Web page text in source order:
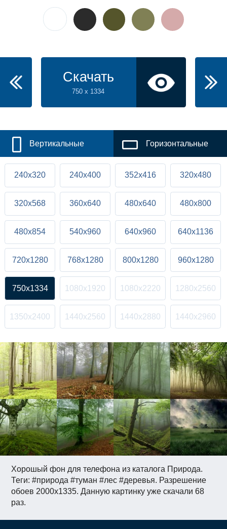
Хорошый фон для телефона из каталога Природа.
Теги: #природа #туман #лес #деревья. Разрешение
обоев 2000x1335. Данную картинку уже скачали 68
раз.
Скачать
750 x 1334
Вертикальные Горизонтальные
240x320 240x400 352x416 320x480
320x568 360x640 480x640 480x800
480x854 540x960 640x960 640x1136
720x1280 768x1280 800x1280 960x1280
750x1334 1080x1920 1080x2220 1280x2560
1350x2400 1440x2560 1440x2880 1440x2960